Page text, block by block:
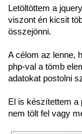
Letöltöttem a
viszont én kicsit
összejönni.
A célom az lenne,
php-val a tömb
adatokat postolni
El is készítettem a
nem tölt fel vagy